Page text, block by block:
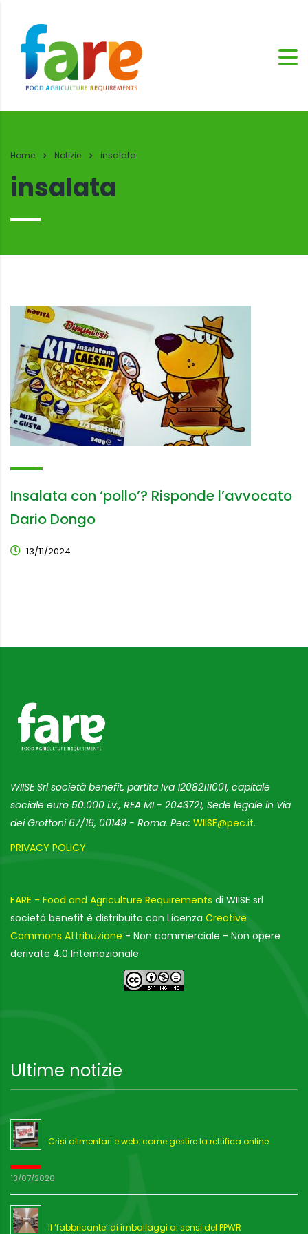
Home Notizie insalata
insalata
Insalata con ‘pollo’? Risponde l’avvocato
Dario Dongo
13/11/2024
WIISE Srl società benefit, partita Iva 12082111001, capitale
sociale euro 50.000 i.v., REA MI - 2043721, Sede legale in Via
dei Grottoni 67/16, 00149 - Roma. Pec: WIISE@pec.it.
PRIVACY POLICY
FARE - Food and Agriculture Requirements di WIISE srl
società benefit è distribuito con Licenza Creative
Commons Attribuzione - Non commerciale - Non opere
derivate 4.0 Internazionale
Ultime notizie
Crisi alimentari e web: come gestire la rettifica online
13/07/2026
Il ‘fabbricante’ di imballaggi ai sensi del PPWR